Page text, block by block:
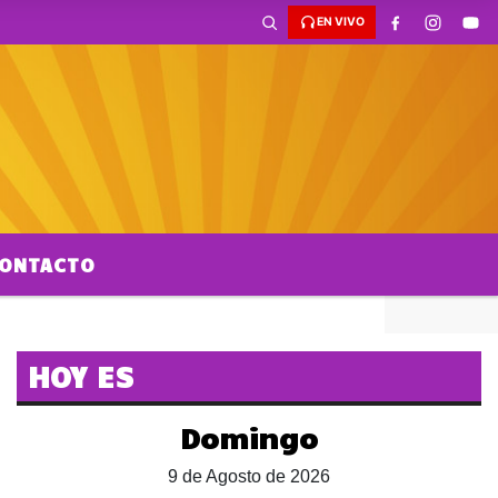
EN VIVO
HOY ES
Domingo
9 de Agosto de 2026